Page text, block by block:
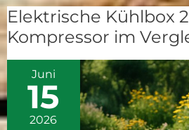
Elektrische Kühlbox
Kompressor im
Juni
15
2026
Elektrische
Kühlbox
2026:
Kompressor
im
Vergleich